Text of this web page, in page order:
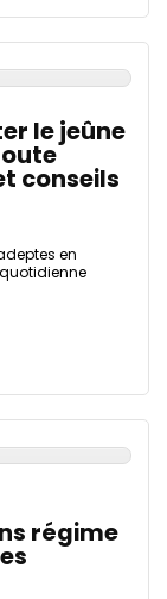
le jeûne
conseils
en
régime